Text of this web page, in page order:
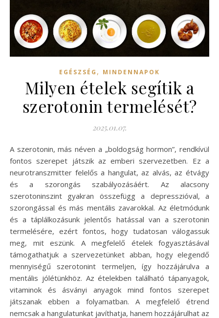
EGÉSZSÉG , MINDENNAPOK
Milyen ételek segítik a
szerotonin termelését?
2025.01.07.
A szerotonin, más néven a „boldogság hormon”, rendkívül
fontos szerepet játszik az emberi szervezetben. Ez a
neurotranszmitter felelős a hangulat, az alvás, az étvágy
és a szorongás szabályozásáért. Az alacsony
szerotoninszint gyakran összefügg a depresszióval, a
szorongással és más mentális zavarokkal. Az életmódunk
és a táplálkozásunk jelentős hatással van a szerotonin
termelésére, ezért fontos, hogy tudatosan válogassuk
meg, mit eszünk. A megfelelő ételek fogyasztásával
támogathatjuk a szervezetünket abban, hogy elegendő
mennyiségű szerotonint termeljen, így hozzájárulva a
mentális jólétünkhöz. Az ételekben található tápanyagok,
vitaminok és ásványi anyagok mind fontos szerepet
játszanak ebben a folyamatban. A megfelelő étrend
nemcsak a hangulatunkat javíthatja, hanem hozzájárulhat az